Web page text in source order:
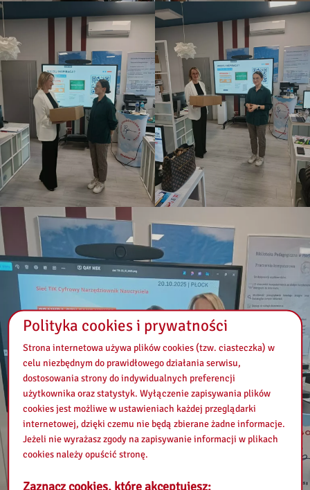
Polityka cookies i prywatności
Strona internetowa używa plików cookies (tzw. ciasteczka) w
celu niezbędnym do prawidłowego działania serwisu,
dostosowania strony do indywidualnych preferencji
użytkownika oraz statystyk. Wyłączenie zapisywania plików
cookies jest możliwe w ustawieniach każdej przeglądarki
internetowej, dzięki czemu nie będą zbierane żadne informacje.
Jeżeli nie wyrażasz zgody na zapisywanie informacji w plikach
cookies należy opuścić stronę.
Zaznacz cookies, które akceptujesz: